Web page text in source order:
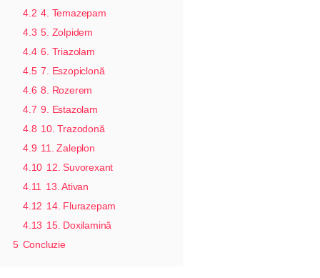
4.2 4. Temazepam
4.3 5. Zolpidem
4.4 6. Triazolam
4.5 7. Eszopiclonă
4.6 8. Rozerem
4.7 9. Estazolam
4.8 10. Trazodonă
4.9 11. Zaleplon
4.10 12. Suvorexant
4.11
13. Ativan
4.12 14. Flurazepam
4.13 15. Doxilamină
5 Concluzie